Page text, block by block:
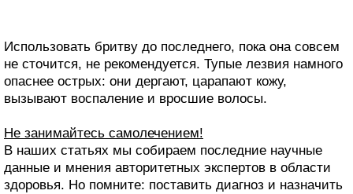
Использовать бритву до последнего, пока она совсем
не сточится, не рекомендуется. Тупые лезвия намного
опаснее острых: они дергают, царапают кожу,
вызывают воспаление и вросшие волосы.
Не занимайтесь самолечением!
В наших статьях мы собираем последние научные
данные и мнения авторитетных экспертов в области
здоровья. Но помните: поставить диагноз и назначить